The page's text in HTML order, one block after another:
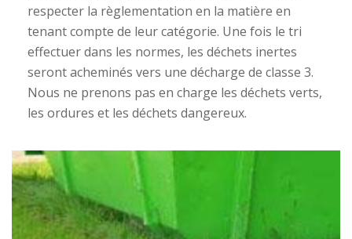
respecter la règlementation en la matière en
tenant compte de leur catégorie. Une fois le tri
effectuer dans les normes, les déchets inertes
seront acheminés vers une décharge de classe 3.
Nous ne prenons pas en charge les déchets verts,
les ordures et les déchets dangereux.